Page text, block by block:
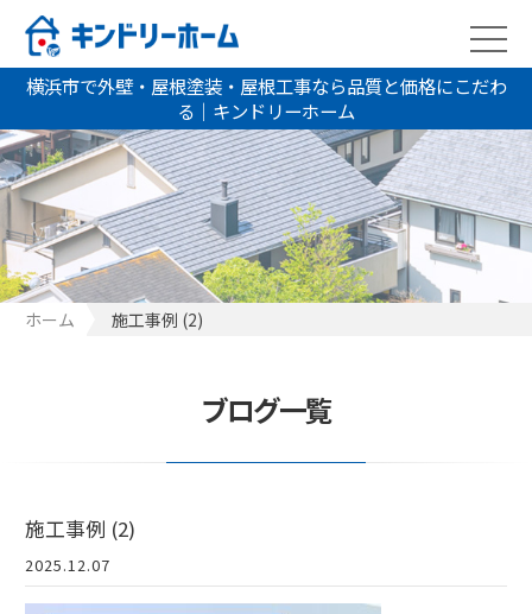
横浜市で外壁・屋根塗装・屋根工事なら品質と価格にこだわ
る｜キンドリーホーム
ホーム 施工事例 (2)
ブログ一覧
施工事例 (2)
2025.12.07